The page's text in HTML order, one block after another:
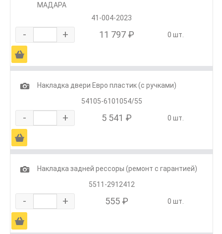
МАДАРА
41-004-2023
- + 11 797 ₽ 0 шт.
Ä
1
Накладка двери Евро пластик (с ручками)
54105-6101054/55
- + 5 541 ₽ 0 шт.
Ä
1
Накладка задней рессоры (ремонт с гарантией)
5511-2912412
- + 555 ₽ 0 шт.
Ä